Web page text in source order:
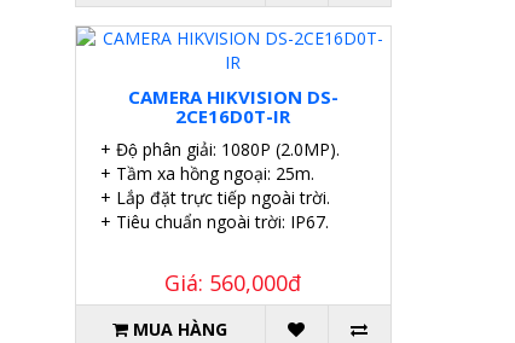
CAMERA HIKVISION DS-
2CE16D0T-IR
+ Độ phân giải: 1080P (2.0MP).
+ Tầm xa hồng ngoại: 25m.
+ Lắp đặt trực tiếp ngoài trời.
+ Tiêu chuẩn ngoài trời: IP67.
Giá: 560,000đ
MUA HÀNG